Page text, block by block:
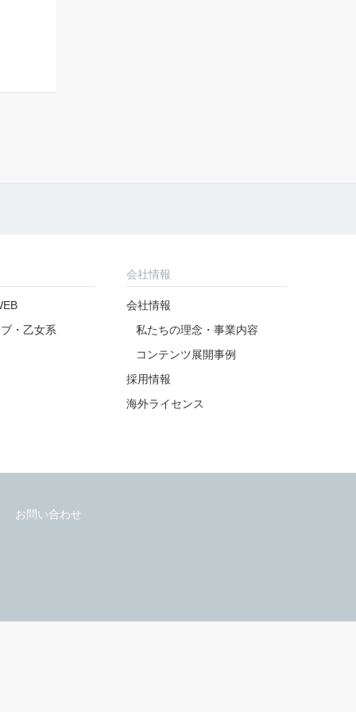
・乙女系
会社情報
会社情報
私たちの理念・事業内容
コンテンツ展開事例
採用情報
海外ライセンス
お問い合わせ